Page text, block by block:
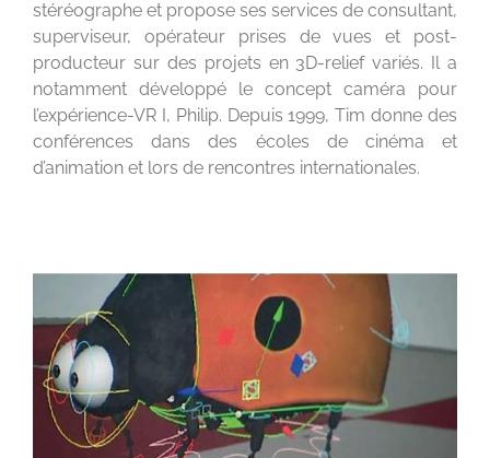
stéréographe et propose ses services de consultant,
superviseur, opérateur prises de vues et post-
producteur sur des projets en 3D-relief variés. Il a
notamment développé le concept caméra pour
l’expérience-VR I, Philip. Depuis 1999, Tim donne des
conférences dans des écoles de cinéma et
d’animation et lors de rencontres internationales.